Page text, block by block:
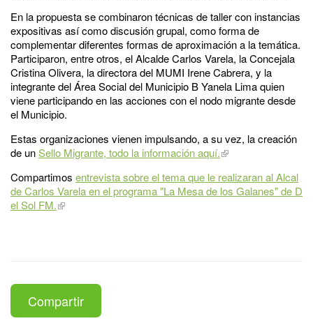
En la propuesta se combinaron técnicas de taller con instancias
expositivas así como discusión grupal, como forma de
complementar diferentes formas de aproximación a la temática.
Participaron, entre otros, el Alcalde Carlos Varela, la Concejala
Cristina Olivera, la directora del MUMI Irene Cabrera, y la
integrante del Área Social del Municipio B Yanela Lima quien
viene participando en las acciones con el nodo migrante desde
el Municipio.
Estas organizaciones vienen impulsando, a su vez, la creación
de unSello Migrante, todo la información aquí.
Compartimos entrevista sobre el tema que le realizaran al Alcal
de Carlos Varela en el programa "La Mesa de los Galanes" de D
el Sol FM.
Compartir